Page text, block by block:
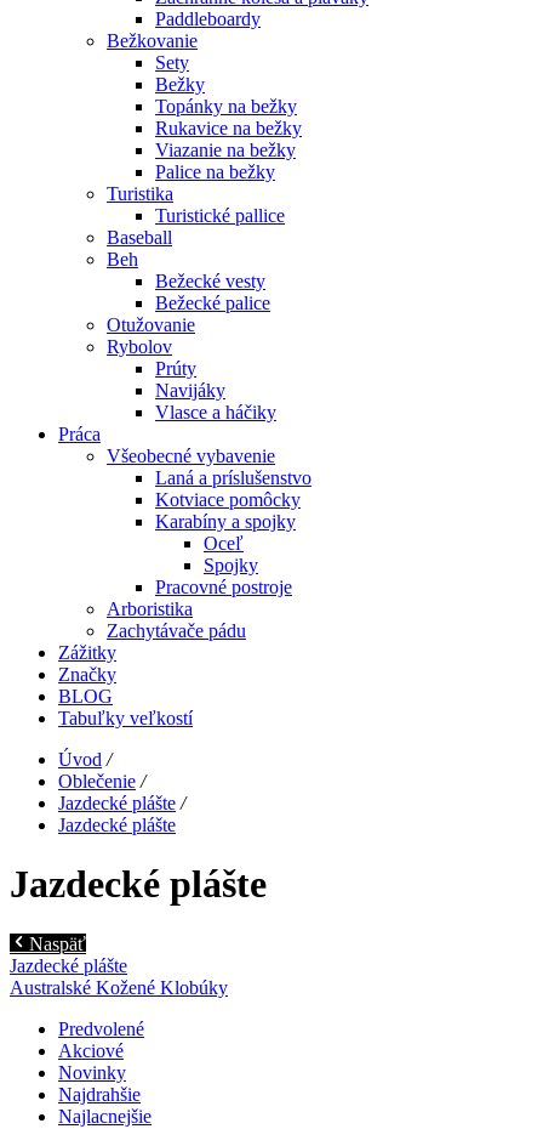
Paddleboardy
Bežkovanie
Sety
Bežky
Topánky na bežky
Rukavice na bežky
Viazanie na bežky
Palice na bežky
Turistika
Turistické pallice
Baseball
Beh
Bežecké vesty
Bežecké palice
Otužovanie
Rybolov
Prúty
Navijáky
Vlasce a háčiky
Práca
Všeobecné vybavenie
Laná a príslušenstvo
Kotviace pomôcky
Karabíny a spojky
Oceľ
Spojky
Pracovné postroje
Arboristika
Zachytávače pádu
Zážitky
Značky
BLOG
Tabuľky veľkostí
Úvod /
Oblečenie /
Jazdecké plášte /
Jazdecké plášte
Jazdecké plášte
Naspäť
Jazdecké plášte
Australské Kožené Klobúky
Predvolené
Akciové
Novinky
Najdrahšie
Najlacnejšie